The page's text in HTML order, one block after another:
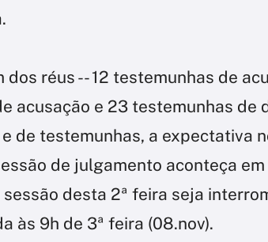
dos réus -- 12 testemunhas de
acusação e 23 testemunhas de
de testemunhas, a expectativa
de julgamento aconteça
desta 2ª feira seja
às 9h de 3ª feira (08.nov).